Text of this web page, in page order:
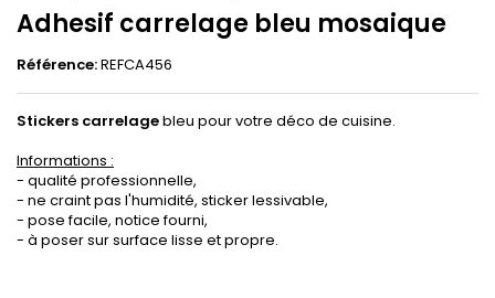
Adhesif carrelage bleu mosaique
Référence:REFCA456
Stickers carrelagebleu pour votre déco de cuisine.
Informations :
- qualité professionnelle,
- ne craint pas l'humidité, sticker lessivable,
- pose facile, notice fourni,
- à poser sur surface lisse et propre.